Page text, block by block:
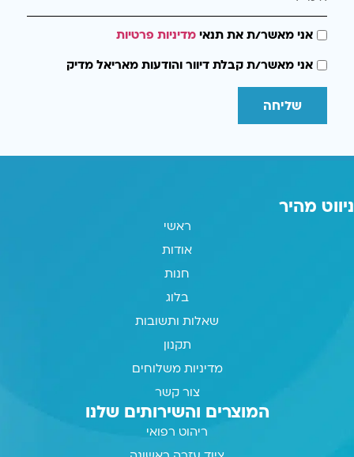
אני מאשר/ת את תנאימדיניות פרטיות
אני מאשר/ת קבלת דיוור והודעות מאריאל מדיק
שליחה
ניווט מהיר
ראשי
אודות
חנות
בלוג
שאלות ותשובות
תקנון
מדיניות משלוחים
צור קשר
המוצרים והשירותים שלנו
ריהוט רפואי